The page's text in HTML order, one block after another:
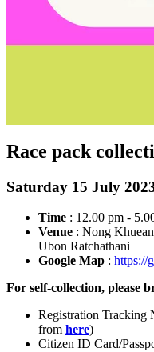
Race pack
Saturday 15 July
Time : 12.00 pm -
Venue : Nong
Ubon Ratchathani
Google Map : https://
For self-collection, please
Registration Tracking
from here)
Citizen ID Card/